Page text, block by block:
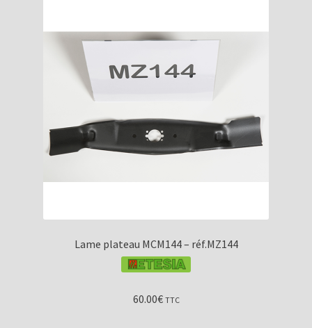
Lame plateau MCM144 – réf.MZ144
60.00€ TTC